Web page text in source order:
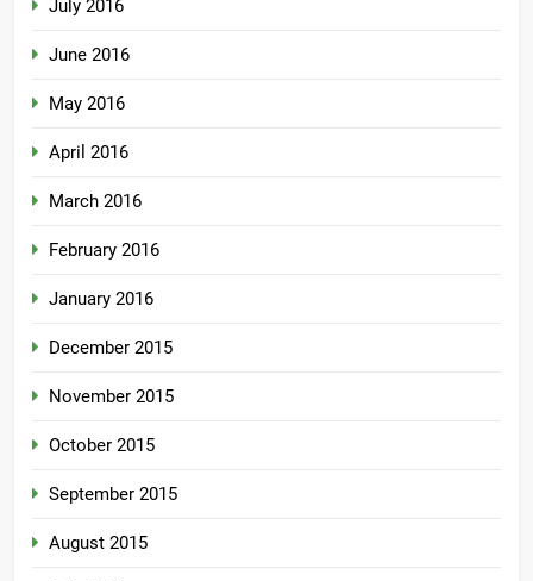
July 2016
June 2016
May 2016
April 2016
March 2016
February 2016
January 2016
December 2015
November 2015
October 2015
September 2015
August 2015